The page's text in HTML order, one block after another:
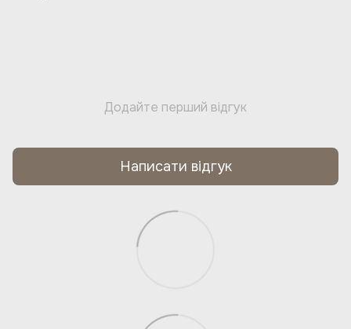
Додайте перший відгук
Написати відгук